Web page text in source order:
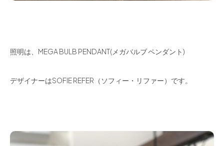
照明は、MEGA BULB PENDANT(メガバルブ ペンダント)
デザイナーはSOFIE REFER（ソフィー・リファー）です。